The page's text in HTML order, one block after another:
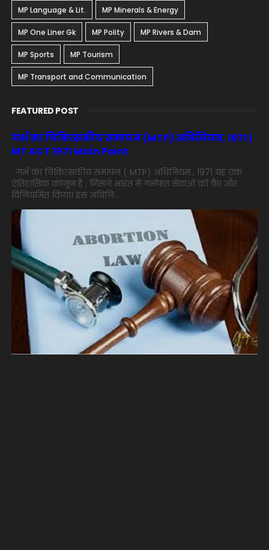
MP Language & Lit. MP Minerals & Energy
MP One Liner Gk MP Polity MP Rivers & Dam
MP Sports MP Tourism
MP Transport and Communication
FEATURED POST
गर्भ का चिकित्सकीय समापन (MTP) अधिनियम, 1971 |
MT ACT 1971 Main Point
गर्भ का चिकित्सकीय समापन ( MTP) अधिनियम , 1971 यह एक
ऐतिहासिक कानून है , जिसने भारत में गर्भपात सेवाओं को वैध और
विनियमित किया। इस अधिनि...